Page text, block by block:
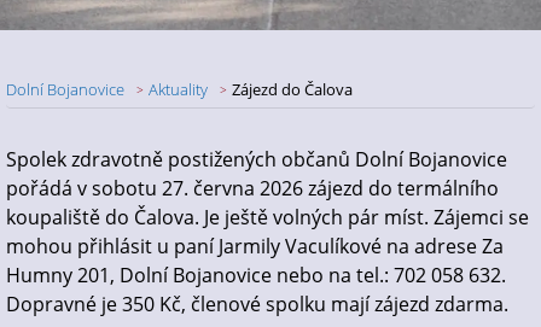
Dolní Bojanovice Aktuality Zájezd do Čalova
Nadpis článku
Spolek zdravotně postižených občanů Dolní Bojanovice
pořádá v sobotu 27. června 2026 zájezd do termálního
koupaliště do Čalova. Je ještě volných pár míst. Zájemci se
mohou přihlásit u paní Jarmily Vaculíkové na adrese Za
Humny 201, Dolní Bojanovice nebo na tel.: 702 058 632.
Dopravné je 350 Kč, členové spolku mají zájezd zdarma.